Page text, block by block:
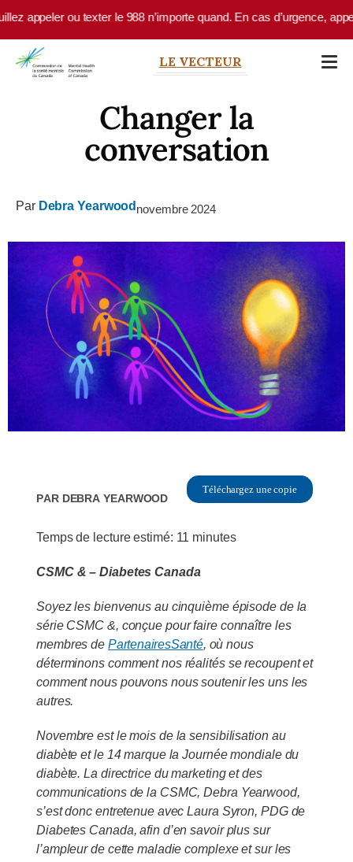
Skip to main content
texter le 988 n’importe quand. En cas d’urgence, appelez le 9-
LE VECTEUR
Changer la
conversation
Par Debra Yearwood novembre 2024
Par Debra Yearwood Téléchargez une copie
Temps de lecture estimé: 11 minutes
CSMC & – Diabetes Canada
Soyez les bienvenus au cinquième épisode de la
série CSMC &, conçue pour faire connaître les
membres de PartenairesSanté, où nous
déterminons comment nos réalités se recoupent et
comment nous pouvons nous soutenir les uns les
autres.
Novembre est le mois de la sensibilisation au
diabète et le 14 marque la Journée mondiale du
diabète. La directrice du marketing et des
communications de la CSMC, Debra Yearwood,
s’est donc entretenue avec Laura Syron, PDG de
Diabetes Canada, afin d’en savoir plus sur
l’ampleur de cette maladie complexe et sur les